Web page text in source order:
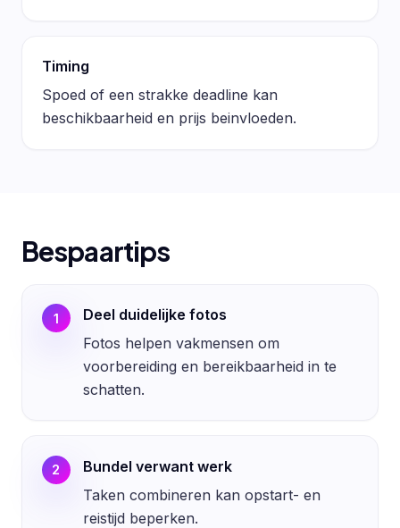
Timing
Spoed of een strakke deadline kan
beschikbaarheid en prijs beinvloeden.
Bespaartips
1
Deel duidelijke fotos
Fotos helpen vakmensen om
voorbereiding en bereikbaarheid in te
schatten.
2
Bundel verwant werk
Taken combineren kan opstart- en
reistijd beperken.